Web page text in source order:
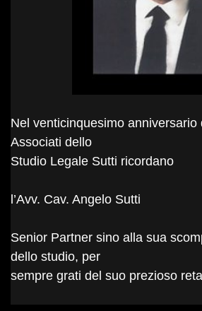
Nel venticinquesimo
Associati dello
Studio Legale Sutti ricordano
l’Avv. Cav. Angelo Sutti
Senior Partner sino alla sua
dello studio, per
sempre grati del suo prezioso